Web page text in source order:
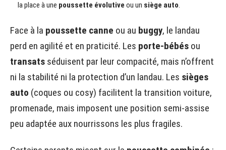
la place à une poussette évolutive ou un siège auto.
Face à la poussette canne ou au buggy, le landau
perd en agilité et en praticité. Les porte-bébés ou
transats séduisent par leur compacité, mais n’offrent
ni la stabilité ni la protection d’un landau. Les sièges
auto (coques ou cosy) facilitent la transition voiture,
promenade, mais imposent une position semi-assise
peu adaptée aux nourrissons les plus fragiles.